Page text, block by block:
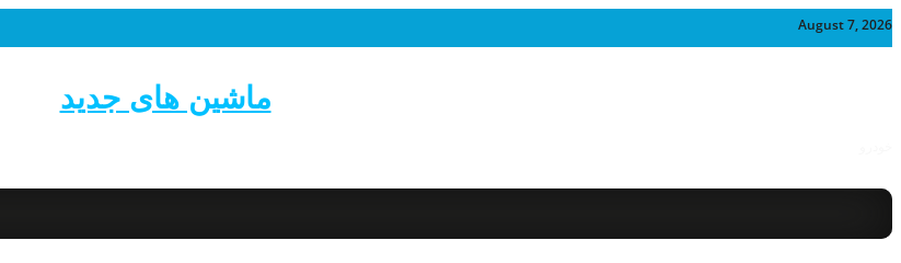
August 7, 2026
ماشین های جدید